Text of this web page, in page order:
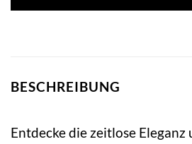
BESCHREIBUNG
Entdecke die zeitlose Eleganz